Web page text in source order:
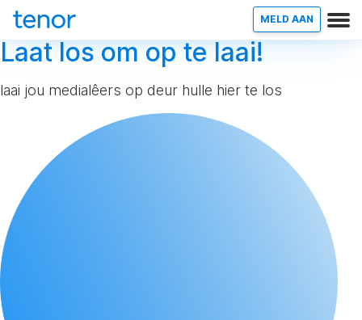
MELD AAN
Laat los om op te laai!
laai jou medialêers op deur hulle hier te los